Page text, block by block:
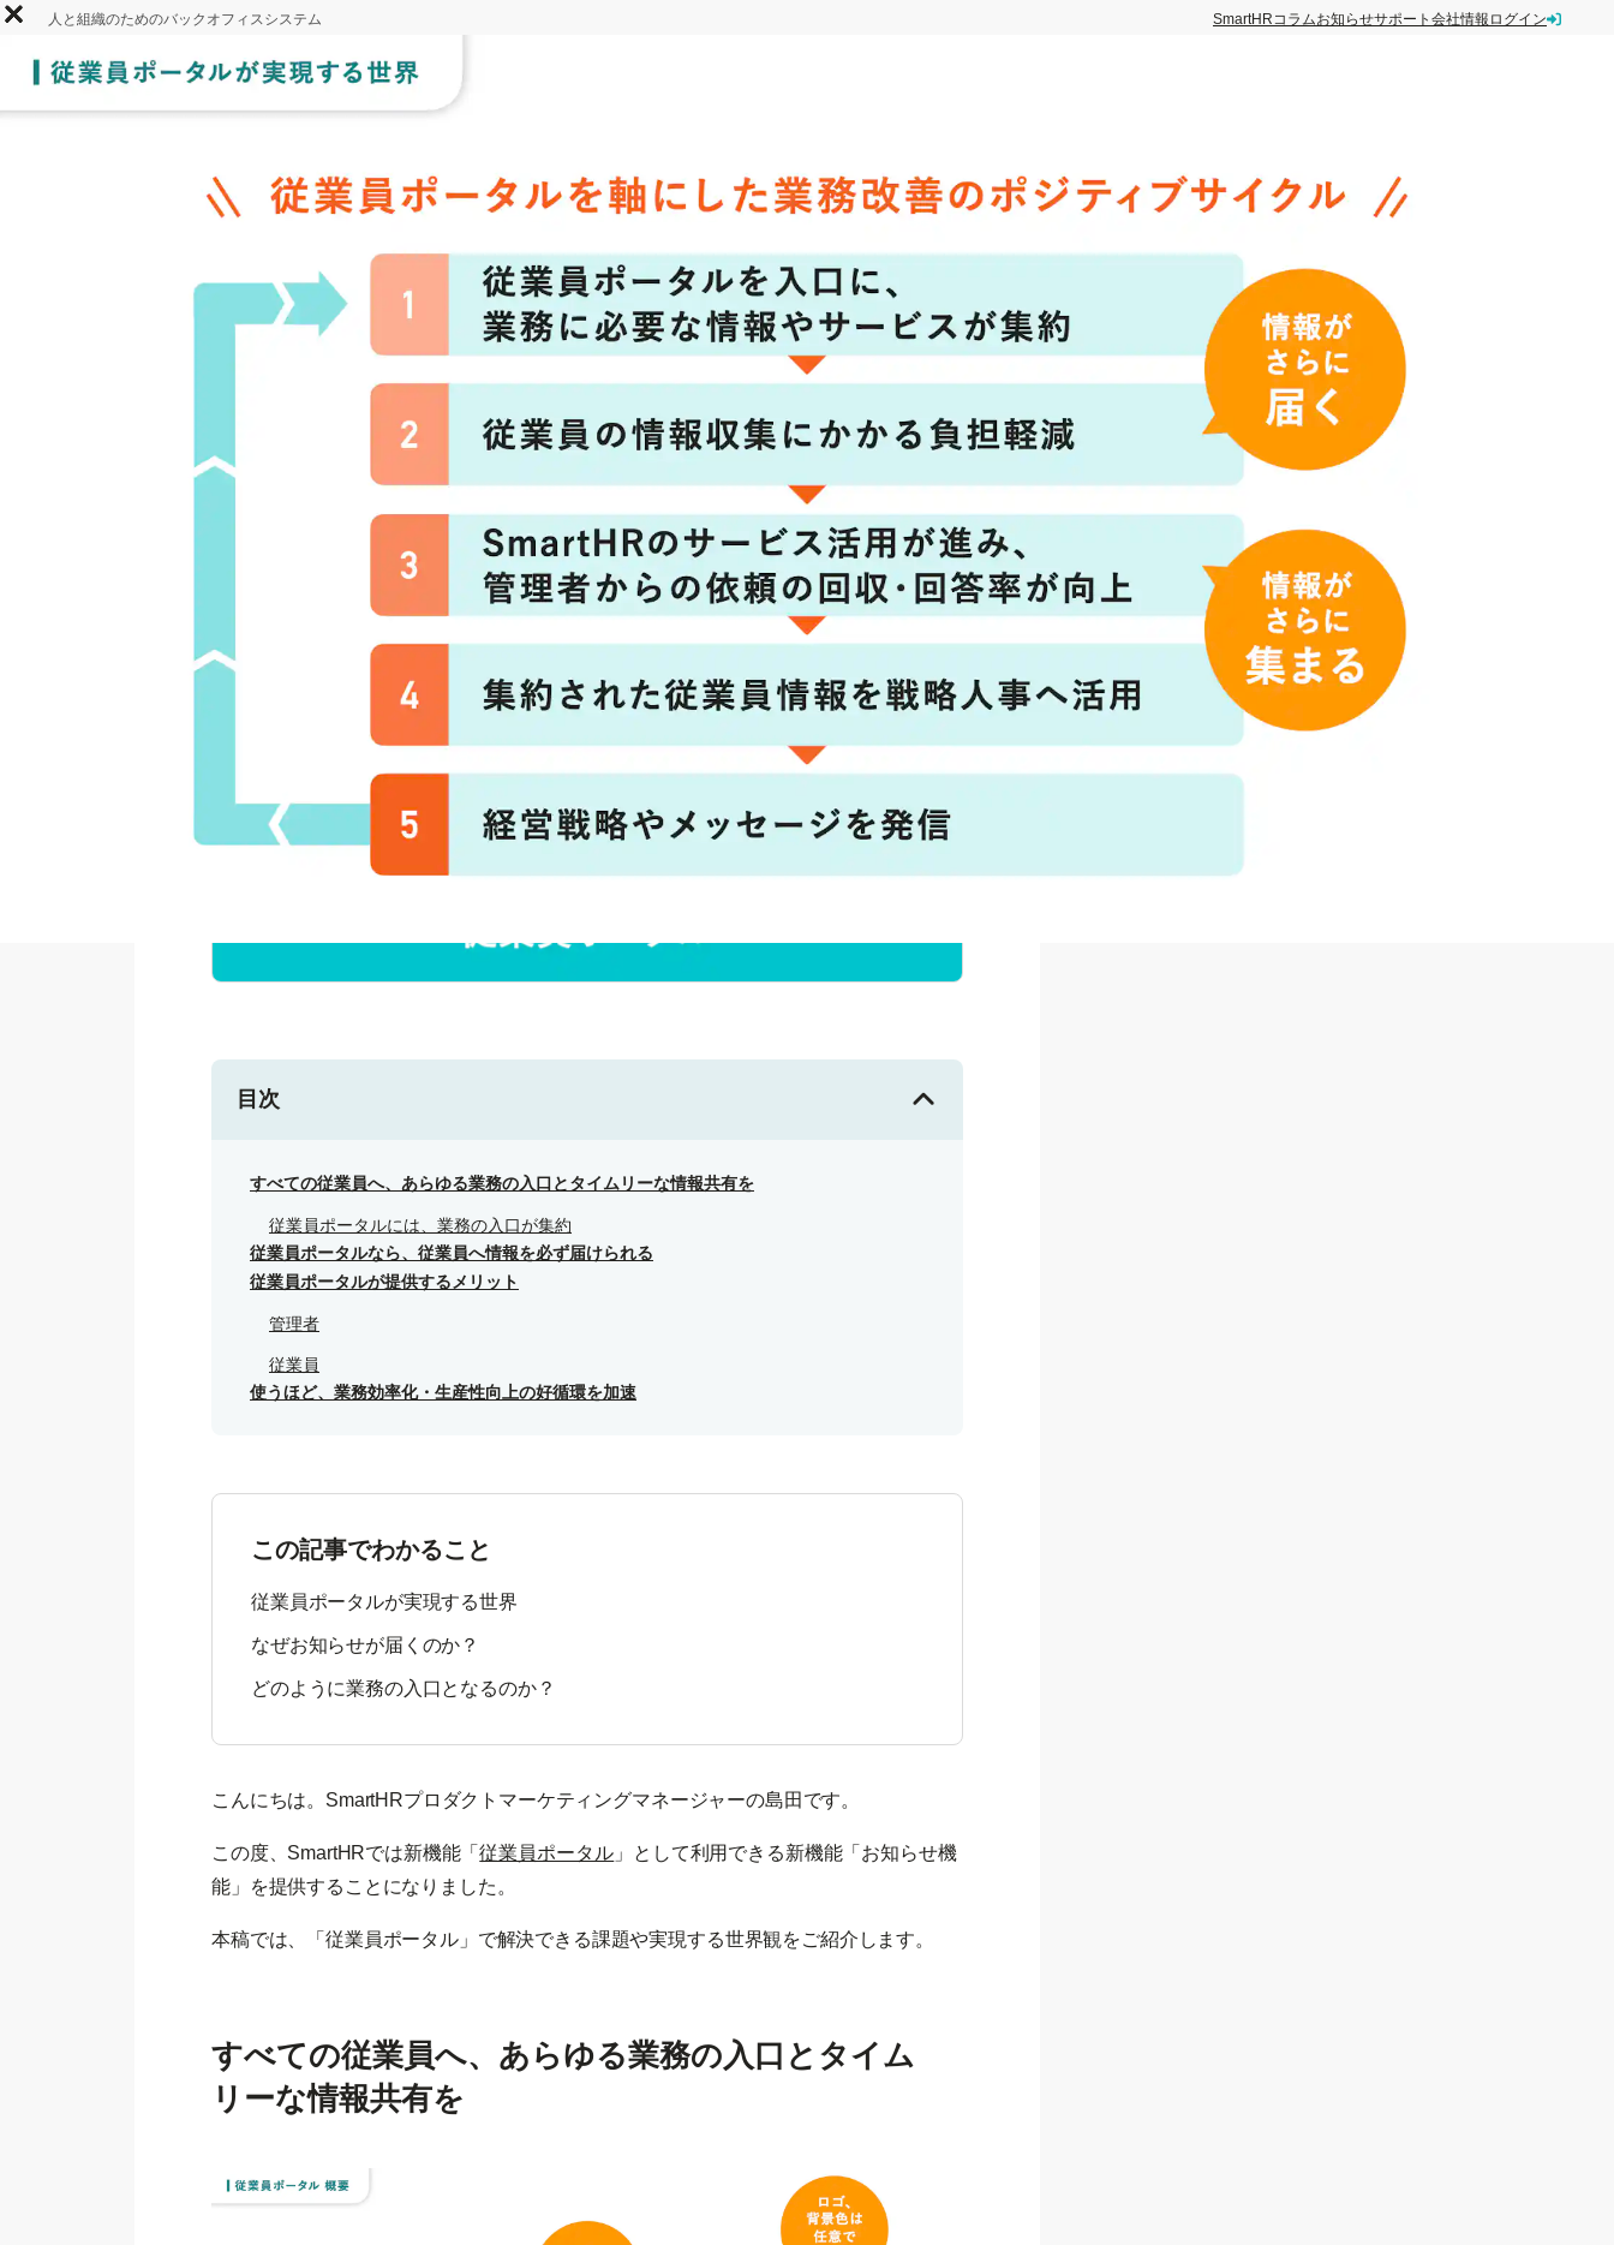
人と組織のためのバックオフィスシステム SmartHRコラムお知らせサポート 会社情報 ログイン
SmartHRとは
公開日：2024/10/22
従業員ポータル
業務効率化&情報発信の一元化を実
現。SmartHR「従業員ポータル」
目次
すべての従業員へ、あらゆる業務の入口とタイムリーな情報共有を
従業員ポータルには、業務の入口が集約
従業員ポータルなら、従業員へ情報を必ず届けられる
従業員ポータルが提供するメリット
管理者
従業員
使うほど、業務効率化・生産性向上の好循環を加速
この記事でわかること
従業員ポータルが実現する世界
なぜお知らせが届くのか？
どのように業務の入口となるのか？
こんにちは。SmartHRプロダクトマーケティングマネージャーの島田です。
この度、SmartHRでは新機能「従業員ポータル 」として利用できる新機能「お知らせ機
能」を提供することになりました。
本稿では、「従業員ポータル」で解決できる課題や実現する世界観をご紹介します。
すべての従業員へ、あらゆる業務の入口とタイム
リーな情報共有を